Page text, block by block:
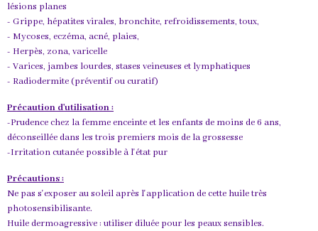
lésions planes
- Grippe, hépatites virales, bronchite, refroidissements, toux,
- Mycoses, eczéma, acné, plaies,
- Herpès, zona, varicelle
- Varices, jambes lourdes, stases veineuses et lymphatiques
- Radiodermite (préventif ou curatif)
Précaution d'utilisation :
-Prudence chez la femme enceinte et les enfants de moins de 6 ans,
déconseillée dans les trois premiers mois de la grossesse
-Irritation cutanée possible à l'état pur
Précautions :
Ne pas s'exposer au soleil après l'application de cette huile très
photosensibilisante.
Huile dermoagressive : utiliser diluée pour les peaux sensibles.